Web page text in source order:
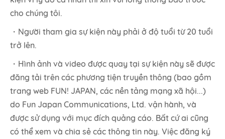
cho chúng tôi.
・Người tham gia sự kiện này phải ở độ tuổi từ 20 tuổi
trở lên.
・Hình ảnh và video được quay tại sự kiện này sẽ được
đăng tải trên các phương tiện truyền thông (bao gồm
trang web FUN! JAPAN, các nền tảng mạng xã hội...)
do Fun Japan Communications, Ltd. vận hành, và
được sử dụng với mục đích quảng cáo. Bất cứ ai cũng
có thể xem và chia sẻ các thông tin này. Việc đăng ký